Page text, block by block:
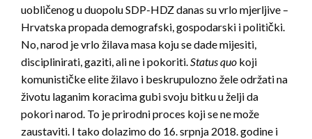
uobličenog u duopolu SDP-HDZ danas su vrlo mjerljive –
Hrvatska propada demografski, gospodarski i politički.
No, narod je vrlo žilava masa koju se dade mijesiti,
disciplinirati, gaziti, ali ne i pokoriti.Status quo koji
komunističke elite žilavo i beskrupulozno žele održati na
životu laganim koracima gubi svoju bitku u želji da
pokori narod. To je prirodni proces koji se ne može
zaustaviti. I tako dolazimo do 16. srpnja 2018. godine i